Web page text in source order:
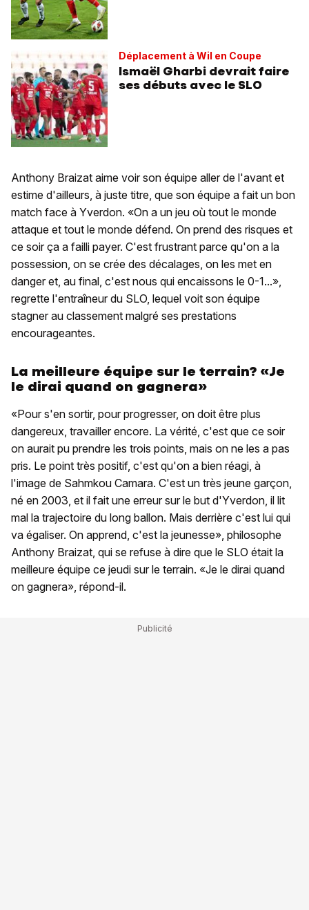
Déplacement à Wil en Coupe
Ismaël Gharbi devrait faire
ses débuts avec le SLO
Anthony Braizat aime voir son équipe aller de l'avant et
estime d'ailleurs, à juste titre, que son équipe a fait un bon
match face à Yverdon. «On a un jeu où tout le monde
attaque et tout le monde défend. On prend des risques et
ce soir ça a failli payer. C'est frustrant parce qu'on a la
possession, on se crée des décalages, on les met en
danger et, au final, c'est nous qui encaissons le 0-1...»,
regrette l'entraîneur du SLO, lequel voit son équipe
stagner au classement malgré ses prestations
encourageantes.
La meilleure équipe sur le terrain? «Je
le dirai quand on gagnera»
«Pour s'en sortir, pour progresser, on doit être plus
dangereux, travailler encore. La vérité, c'est que ce soir
on aurait pu prendre les trois points, mais on ne les a pas
pris. Le point très positif, c'est qu'on a bien réagi, à
l'image de Sahmkou Camara. C'est un très jeune garçon,
né en 2003, et il fait une erreur sur le but d'Yverdon, il lit
mal la trajectoire du long ballon. Mais derrière c'est lui qui
va égaliser. On apprend, c'est la jeunesse», philosophe
Anthony Braizat, qui se refuse à dire que le SLO était la
meilleure équipe ce jeudi sur le terrain. «Je le dirai quand
on gagnera», répond-il.